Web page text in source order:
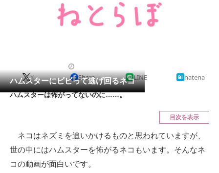
クイズ
地域
会員記事
ITの今と未来を見通す
スマホと通信の最新トレンド
ハムスターにビビって逃げ回るネコ
X Share LINE hatena
ハムスターは怖がってないのに……。
目次を表示
ネコはネズミを追いかけるものと思われていますが、
世の中にはハムスターを怖がるネコもいます。そんなネ
コの動画が面白いです。